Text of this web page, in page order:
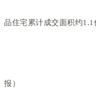
品住宅累计成交面积约
报）